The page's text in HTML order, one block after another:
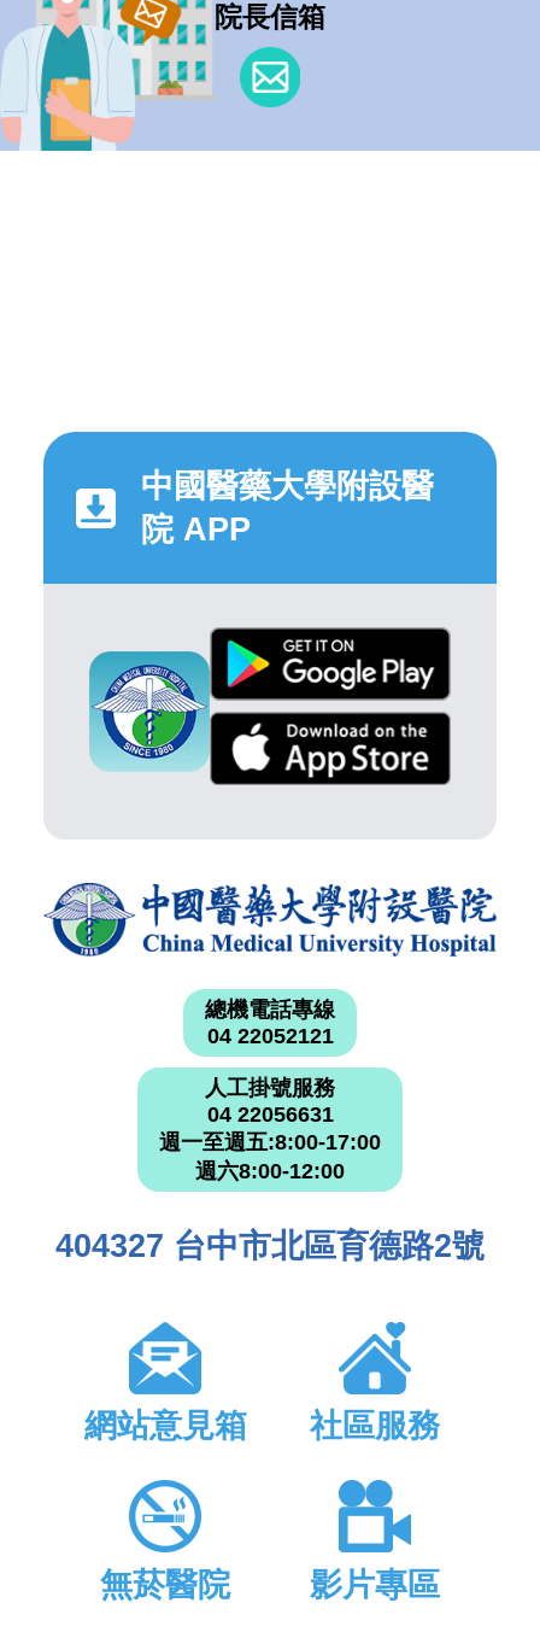
院長信箱
中國醫藥大學附設醫
院 APP
總機電話專線
04 22052121
人工掛號服務
04 22056631
週一至週五:8:00-17:00
週六8:00-12:00
404327 台中市北區育德路2號
網站意見箱 社區服務
無菸醫院 影片專區